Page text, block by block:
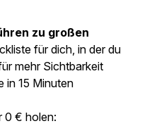
zu großen
für dich, in der du
mehr Sichtbarkeit
in 15 Minuten
0 € holen: